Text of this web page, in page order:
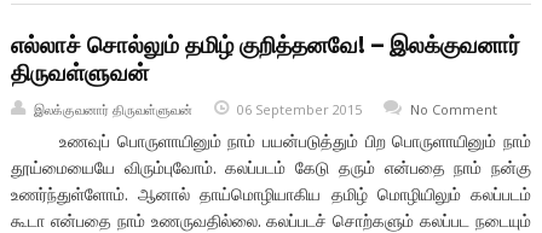
எல்லாச் சொல்லும் தமிழ் குறித்தனவே! – இலக்குவனார்
திருவள்ளுவன்
இலக்குவனார் திருவள்ளுவன் 06 September 2015 No Comment
உணவுப் பொருளாயினும் நாம் பயன்படுத்தும் பிற பொருளாயினும் நாம்
தூய்மையையே விரும்புவோம். கலப்படம் கேடு தரும் என்பதை நாம் நன்கு
உணர்ந்துள்ளோம். ஆனால் தாய்மொழியாகிய தமிழ் மொழியிலும் கலப்படம்
கூடா என்பதை நாம் உணருவதில்லை. கலப்படச் சொற்களும் கலப்பட நடையும்